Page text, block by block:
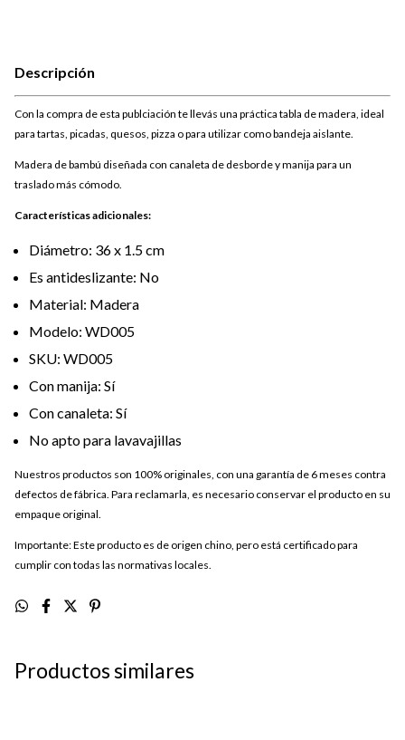
Descripción
Con la compra de esta publciación te llevás una práctica tabla de madera, ideal
para tartas, picadas, quesos, pizza o para utilizar como bandeja aislante.
Madera de bambú diseñada con canaleta de desborde y manija para un
traslado más cómodo.
Características adicionales:
Diámetro: 36 x 1.5 cm
Es antideslizante: No
Material: Madera
Modelo: WD005
SKU: WD005
Con manija: Sí
Con canaleta: Sí
No apto para lavavajillas
Nuestros productos son 100% originales, con una garantía de 6 meses contra
defectos de fábrica. Para reclamarla, es necesario conservar el producto en su
empaque original.
Importante: Este producto es de origen chino, pero está certificado para
cumplir con todas las normativas locales.
Productos similares